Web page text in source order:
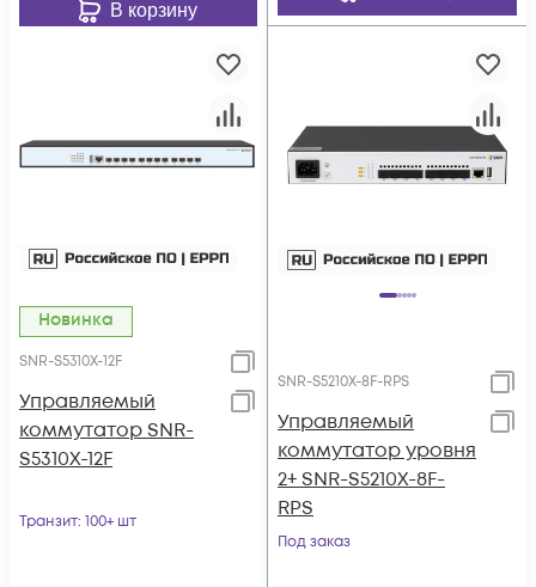
В корзину
Новинка
SNR-S5310X-12F
Управляемый
коммутатор SNR-
S5310X-12F
Транзит: 100+ шт
SNR-S5210X-8F-RPS
Управляемый
коммутатор уровня
2+ SNR-S5210X-8F-
RPS
Под заказ